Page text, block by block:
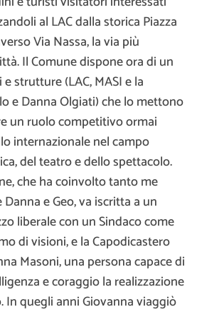
al LAC dalla storica Piazza
Via Nassa, la via più
Il Comune dispone ora di un
strutture (LAC, MASI e la
e Danna Olgiati) che lo mettono
un ruolo competitivo ormai
internazionale nel campo
del teatro e dello spettacolo.
che ha coinvolto tanto me
e Geo, va iscritta a un
liberale con un Sindaco come
di visioni, e la Capodicastero
Masoni, una persona capace di
e coraggio la realizzazione
quegli anni Giovanna viaggiò